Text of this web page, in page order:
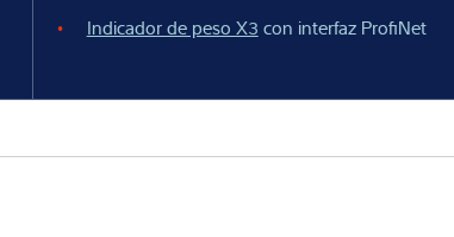
Indicador de peso X3 con interfaz ProfiNet